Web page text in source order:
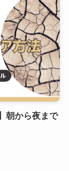
朝から夜まで